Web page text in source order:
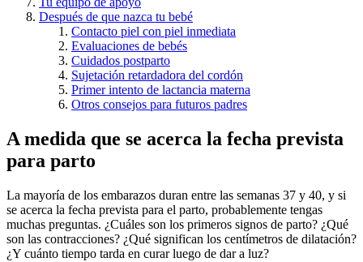
Después de que nazca tu bebé
Contacto piel con piel inmediata
Evaluaciones de bebés
Cuidados postparto
Sujetación retardadora del cordón
Primer intento de lactancia materna
Otros consejos para futuros padres
A medida que se acerca la fecha prevista
para parto
La mayoría de los embarazos duran entre las semanas 37 y 40, y si
se acerca la fecha prevista para el parto, probablemente tengas
muchas preguntas. ¿Cuáles son los primeros signos de parto? ¿Qué
son las contracciones? ¿Qué significan los centímetros de dilatación?
¿Y cuánto tiempo tarda en curar luego de dar a luz?